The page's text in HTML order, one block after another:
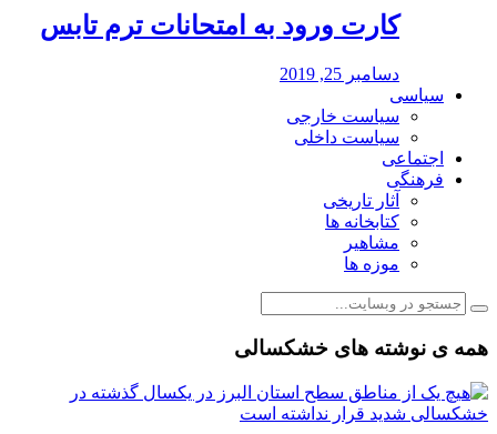
کارت ورود به امتحانات ترم تابس
دسامبر 25, 2019
سیاسی
سیاست خارجی
سیاست داخلی
اجتماعی
فرهنگی
آثار تاریخی
کتابخانه ها
مشاهیر
موزه ها
همه ی نوشته های خشکسالی